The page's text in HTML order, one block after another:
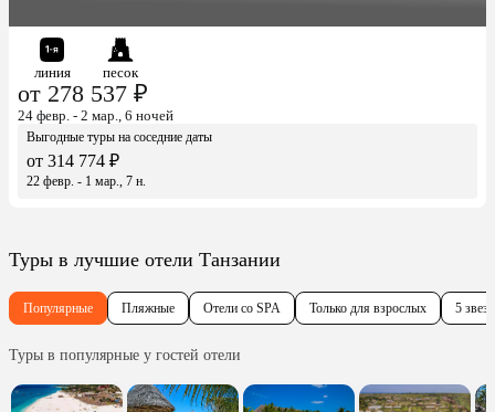
линия песок
от 278 537 ₽
24 февр. - 2 мар., 6 ночей
Выгодные туры на соседние даты
от 314 774 ₽
22 февр. - 1 мар., 7 н.
Туры в лучшие отели Танзании
Популярные Пляжные Отели со SPA Только для взрослых 5 звезд
Туры в популярные у гостей отели